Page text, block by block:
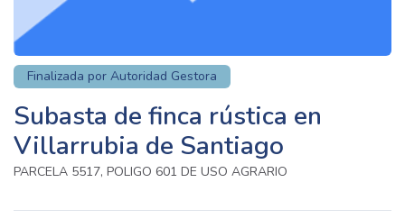
Finalizada por Autoridad Gestora
Subasta de finca rústica en
Villarrubia de Santiago
PARCELA 5517, POLIGO 601 DE USO AGRARIO